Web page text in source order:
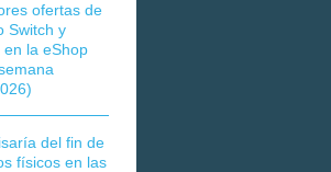
ofertas de
Switch y
en la eShop
del fin de
físicos en las